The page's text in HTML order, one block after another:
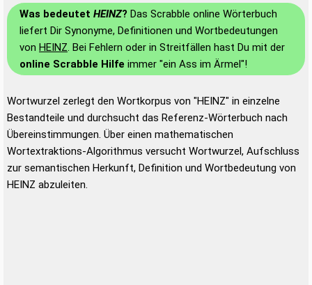
Was bedeutet HEINZ? Das Scrabble online Wörterbuch
liefert Dir Synonyme, Definitionen und Wortbedeutungen
von HEINZ. Bei Fehlern oder in Streitfällen hast Du mit der
online Scrabble Hilfe immer "ein Ass im Ärmel"!
Wortwurzel zerlegt den Wortkorpus von "HEINZ" in einzelne
Bestandteile und durchsucht das Referenz-Wörterbuch nach
Übereinstimmungen. Über einen mathematischen
Wortextraktions-Algorithmus versucht Wortwurzel, Aufschluss
zur semantischen Herkunft, Definition und Wortbedeutung von
HEINZ abzuleiten.